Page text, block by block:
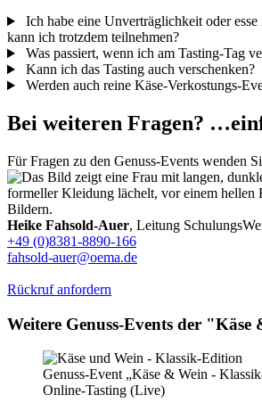
Ich habe eine Unverträglichkeit oder
kann ich trotzdem teilnehmen?
Was passiert, wenn ich am Tasting-Tag
Kann ich das Tasting auch verschenken?
Werden auch reine Käse-Verkostungs-
Bei weiteren Fragen?
Für Fragen zu den Genuss-Events wenden
Heike Fahsold-Auer, Leitung
+49 (0)8381-8890-166
fahsold-auer@oema.de
Rückruf anfordern
Weitere Genuss-Events der "Käse
Genuss-Event „Käse & Wein -
Online-Tasting (Live)